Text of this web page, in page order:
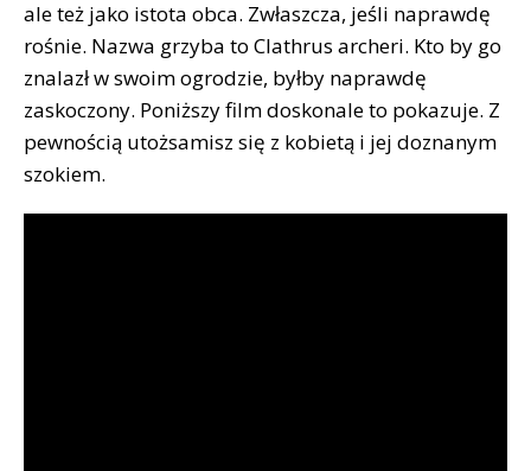
ale też jako istota obca. Zwłaszcza, jeśli naprawdę
rośnie. Nazwa grzyba to Clathrus archeri. Kto by go
znalazł w swoim ogrodzie, byłby naprawdę
zaskoczony. Poniższy film doskonale to pokazuje. Z
pewnością utożsamisz się z kobietą i jej doznanym
szokiem.